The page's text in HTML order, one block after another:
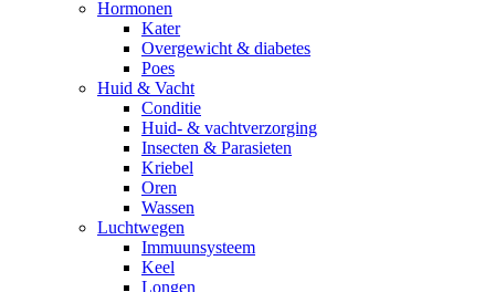
Hormonen
Kater
Overgewicht & diabetes
Poes
Huid & Vacht
Conditie
Huid- & vachtverzorging
Insecten & Parasieten
Kriebel
Oren
Wassen
Luchtwegen
Immuunsysteem
Keel
Longen